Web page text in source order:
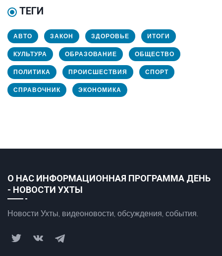
ТЕГИ
АВТО ЗАКОН ЗДОРОВЬЕ ИТОГИ
КУЛЬТУРА ОБРАЗОВАНИЕ ОБЩЕСТВО
ПОЛИТИКА ПРОИСШЕСТВИЯ СПОРТ
СПРАВОЧНИК ЭКОНОМИКА
О НАС ИНФОРМАЦИОННАЯ ПРОГРАММА ДЕНЬ
- НОВОСТИ УХТЫ
Новости Ухты, видеоновости, обсуждения, события.